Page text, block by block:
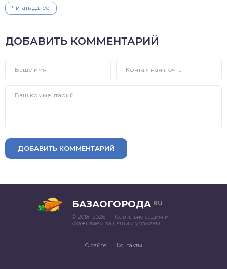
Читать далее
ДОБАВИТЬ КОММЕНТАРИЙ
ДОБАВИТЬ КОММЕНТАРИЙ
БАЗАОГОРОДА RU
© 2018–2026 – Правильно садим и
ухаживаем за нашим урожаем.
О сайте Контакты